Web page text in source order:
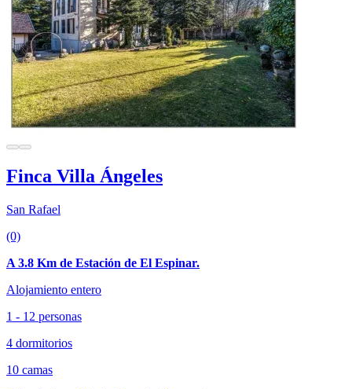
Finca Villa Ángeles
San Rafael
(0)
A 3.8 Km de Estación de El Espinar.
Alojamiento entero
1 - 12 personas
4 dormitorios
10 camas